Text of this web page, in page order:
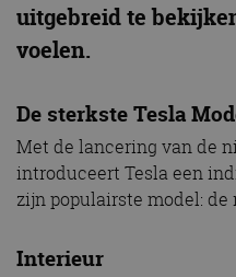
uitgebreid te
voelen.
De sterkste Tesla
Met de lancering van de
introduceert Tesla een
zijn populairste model: de
Interieur